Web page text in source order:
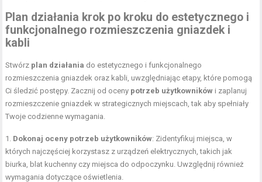
Plan działania krok po kroku do estetycznego i
funkcjonalnego rozmieszczenia gniazdek i
kabli
Stwórz plan działania do estetycznego i funkcjonalnego
rozmieszczenia gniazdek oraz kabli, uwzględniając etapy, które pomogą
Ci śledzić postępy. Zacznij od oceny potrzeb użytkowników i zaplanuj
rozmieszczenie gniazdek w strategicznych miejscach, tak aby spełniały
Twoje codzienne wymagania.
1. Dokonaj oceny potrzeb użytkowników: Zidentyfikuj miejsca, w
których najczęściej korzystasz z urządzeń elektrycznych, takich jak
biurka, blat kuchenny czy miejsca do odpoczynku. Uwzględnij również
wymagania dotyczące oświetlenia.